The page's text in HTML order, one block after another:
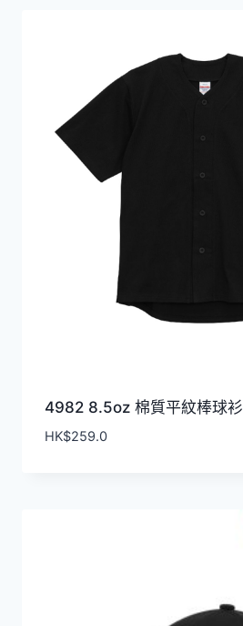
排
4982 8.5oz ​棉質平紋棒球衫
HK$259.0